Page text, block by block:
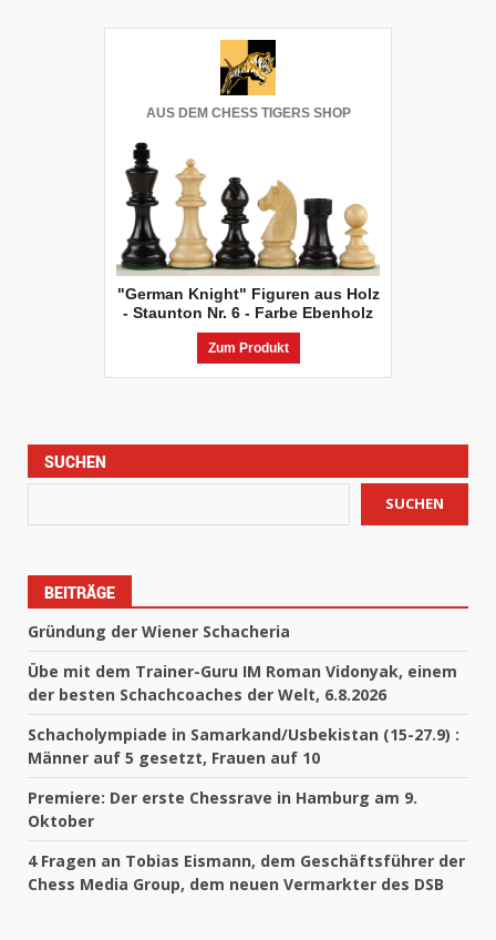
AUS DEM CHESS TIGERS SHOP
"German Knight" Figuren aus Holz
- Staunton Nr. 6 - Farbe Ebenholz
Zum Produkt
SUCHEN
SUCHEN
BEITRÄGE
Gründung der Wiener Schacheria
Übe mit dem Trainer-Guru IM Roman Vidonyak, einem
der besten Schachcoaches der Welt, 6.8.2026
Schacholympiade in Samarkand/Usbekistan (15-27.9) :
Männer auf 5 gesetzt, Frauen auf 10
Premiere: Der erste Chessrave in Hamburg am 9.
Oktober
4 Fragen an Tobias Eismann, dem Geschäftsführer der
Chess Media Group, dem neuen Vermarkter des DSB